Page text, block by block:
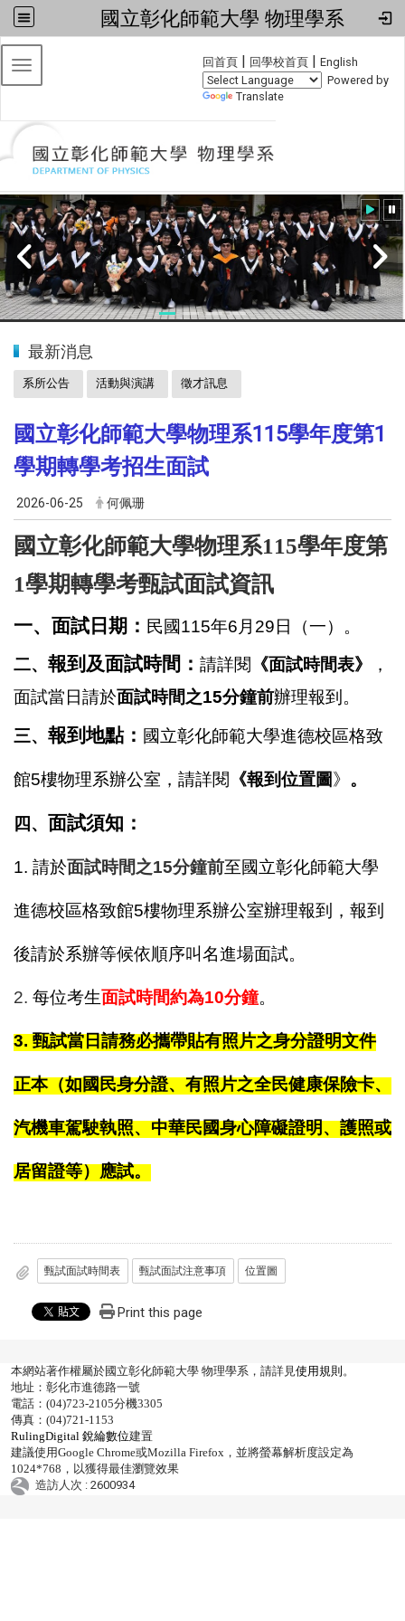
國立彰化師範大學 物理學系
回首頁 | 回學校首頁 | English
Powered by
Translate
Toggle navigation
最新消息
系所公告 活動與演講 徵才訊息
國立彰化師範大學物理系115學年度第1
學期轉學考招生面試
2026-06-25 何佩珊
國立彰化師範大學物理系115學年度第
1學期轉學考甄試面試資訊
一、面試日期： 民國115年6月29日（一）。
二、 報到及面試時間： 請詳閱 《面試時間表》
，
面試當日請於面試時間之15分鐘前辦理報到。
三、 報到地點： 國立彰化師範大學進德校區格致
館5樓物理系辦公室，請詳閱 《報到位置圖》 。
四、 面試須知：
1. 請於面試時間之15分鐘前至國立彰化師範大學
進德校區格致館5樓物理系辦公室辦理報到，報到
後請於系辦等候依順序叫名進場面試。
2. 每位考生面試時間約為10分鐘。
3. 甄試當日請務必攜帶貼有照片之身分證明文件
正本（如國民身分證、有照片之全民健康保險卡、
汽機車駕駛執照、中華民國身心障礙證明、護照或
居留證等）應試。
甄試面試時間表 甄試面試注意事項 位置圖
Print this page
本網站著作權屬於國立彰化師範大學 物理學系，請詳見使用規則 。
地址：彰化市進德路一號
電話：(04)723-2105分機3305
傳真：(04)721-1153
RulingDigital 銳綸數位建置
建議使用Google Chrome或Mozilla Firefox，並將螢幕解析度設定為
1024*768，以獲得最佳瀏覽效果
造訪人次 : 2600934